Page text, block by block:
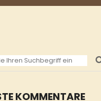
KOMMENTARE